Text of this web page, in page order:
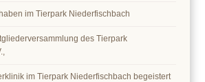
im Tierpark Niederfischbach
des Tierpark
im Tierpark Niederfischbach begeistert